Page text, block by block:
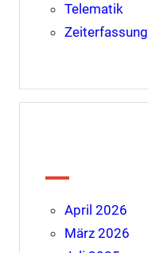
Telematik
Zeiterfassung
April 2026
März 2026